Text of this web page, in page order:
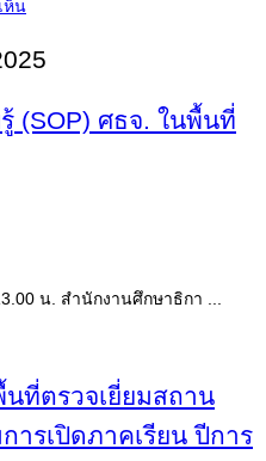
ห็น
(SOP) ศธจ. ในพื้นที่
น. สำนักงานศึกษาธิกา ...
นที่ตรวจเยี่ยมสถาน
ารเปิดภาคเรียน ปีการ